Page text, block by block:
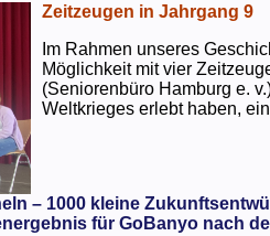
Zeitzeugen in Jahrgang 9
Im Rahmen unseres
Möglichkeit mit vier
(Seniorenbüro Hamburg e.
Weltkrieges erlebt haben,
– 1000 kleine
für GoBanyo nach